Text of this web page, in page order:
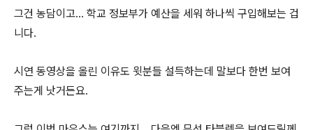
그건 농담이고... 학교 정보부가 예산을 세워 하나씩 구입해보는 겁
니다.
시연 동영상을 올린 이유도 윗분들 설득하는데 말보다 한번 보여
주는게 낫거든요.